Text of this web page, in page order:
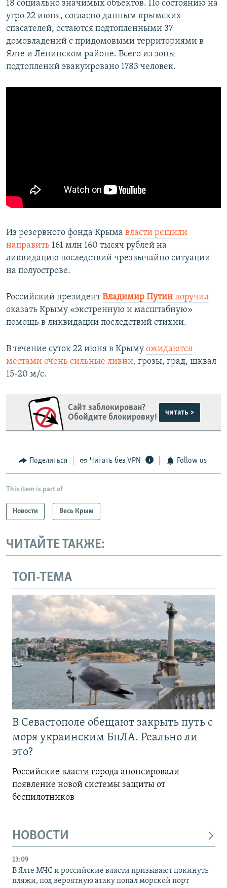
18 социально значимых объектов. По состоянию на
утро 22 июня, согласно данным крымских
спасателей, остаются подтопленными 37
домовладений с придомовыми территориями в
Ялте и Ленинском районе. Всего из зоны
подтоплений эвакуировано 1783 человек.
Из резервного фонда Крыма власти решили
направить 161 млн 160 тысяч рублей на
ликвидацию последствий чрезвычайно ситуации
на полуострове.
Российский президентВладимир Путин поручил
оказать Крыму «экстренную и масштабную»
помощь в ликвидации последствий стихии.
В течение суток 22 июня в Крыму ожидаются
местами очень сильные ливни, грозы, град, шквал
15-20 м/с.
Сайт заблокирован?
Обойдите блокировку!
читать >
Поделиться Читать без VPN Follow us
This item is part of
Новости Весь Крым
ЧИТАЙТЕ ТАКЖЕ:
ТОП-ТЕМА
В Севастополе обещают закрыть путь с
моря украинским БпЛА. Реально ли
это?
Российские власти города анонсировали
появление новой системы защиты от
беспилотников
НОВОСТИ
13:09
В Ялте МЧС и российские власти призывают покинуть
пляжи, под вероятную атаку попал морской порт